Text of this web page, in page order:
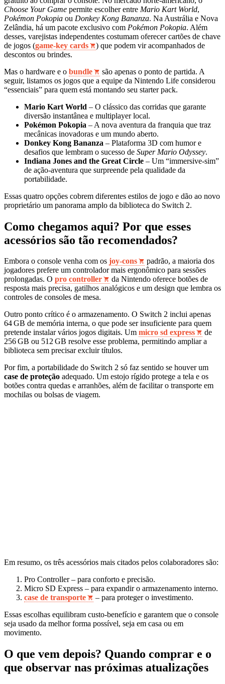
Choose Your Game permite escolher entre Mario Kart World,
Pokémon Pokopia ou Donkey Kong Bananza. Na Austrália e Nova
Zelândia, há um pacote exclusivo com Pokémon Pokopia. Além
desses, varejistas independentes costumam oferecer cartões de chave
de jogos (game‑key cards
) que podem vir acompanhados de
descontos ou brindes.
Mas o hardware e o bundle
são apenas o ponto de partida. A
seguir, listamos os jogos que a equipe da Nintendo Life considerou
“essenciais” para quem está montando seu starter pack.
Mario Kart World – O clássico das corridas que garante
diversão instantânea e multiplayer local.
Pokémon Pokopia – A nova aventura da franquia que traz
mecânicas inovadoras e um mundo aberto.
Donkey Kong Bananza – Plataforma 3D com humor e
desafios que lembram o sucesso de Super Mario Odyssey.
Indiana Jones and the Great Circle – Um “immersive‑sim”
de ação‑aventura que surpreende pela qualidade da
portabilidade.
Essas quatro opções cobrem diferentes estilos de jogo e dão ao novo
proprietário um panorama amplo da biblioteca do Switch 2.
Como chegamos aqui? Por que esses
acessórios são tão recomendados?
Embora o console venha com os joy‑cons
padrão, a maioria dos
jogadores prefere um controlador mais ergonômico para sessões
prolongadas. O pro controller
da Nintendo oferece botões de
resposta mais precisa, gatilhos analógicos e um design que lembra os
controles de consoles de mesa.
Outro ponto crítico é o armazenamento. O Switch 2 inclui apenas
64 GB de memória interna, o que pode ser insuficiente para quem
pretende instalar vários jogos digitais. Um micro sd express
de
256 GB ou 512 GB resolve esse problema, permitindo ampliar a
biblioteca sem precisar excluir títulos.
Por fim, a portabilidade do Switch 2 só faz sentido se houver um
case de proteção adequado. Um estojo rígido protege a tela e os
botões contra quedas e arranhões, além de facilitar o transporte em
mochilas ou bolsas de viagem.
Em resumo, os três acessórios mais citados pelos colaboradores são:
Pro Controller – para conforto e precisão.
Micro SD Express – para expandir o armazenamento interno.
case de transporte
– para proteger o investimento.
Essas escolhas equilibram custo‑benefício e garantem que o console
seja usado da melhor forma possível, seja em casa ou em
movimento.
O que vem depois? Quando comprar e o
que observar nas próximas atualizações